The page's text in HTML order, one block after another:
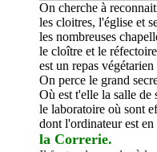
On cherche à
les cloitres, l'église et
les nombreuses
le cloître et le
est un repas
On perce le grand
Où est t'elle la salle de
lelaboratoire où sont
dont l'ordinateur est
la Correrie.